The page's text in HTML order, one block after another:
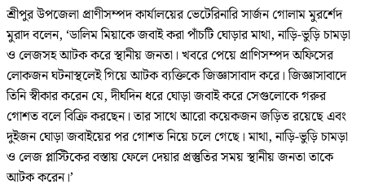
শ্রীপুর উপজেলা প্রাণীসম্পদ কার্যালয়ের ভেটেরিনারি সার্জন গোলাম মুরর্শেদ
মুরাদ বলেন, ‘ডালিম মিয়াকে জবাই করা পাঁচটি ঘোড়ার মাথা, নাড়ি-ভুড়ি চামড়া
ও লেজসহ আটক করে স্থানীয় জনতা। খবরে পেয়ে প্রাণিসম্পদ অফিসের
লোকজন ঘটনাস্থলেই গিয়ে আটক ব্যক্তিকে জিজ্ঞাসাবাদ করে। জিজ্ঞাসাবাদে
তিনি স্বীকার করেন যে, দীর্ঘদিন ধরে ঘোড়া জবাই করে সেগুলোকে গরুর
গোশত বলে বিক্রি করছেন। তার সাথে আরো কয়েকজন জড়িত রয়েছে এবং
দুইজন ঘোড়া জবাইয়ের পর গোশত নিয়ে চলে গেছে। মাথা, নাড়ি-ভুড়ি চামড়া
ও লেজ প্লাস্টিকের বস্তায় ফেলে দেয়ার প্রস্তুতির সময় স্থানীয় জনতা তাকে
আটক করেন।’